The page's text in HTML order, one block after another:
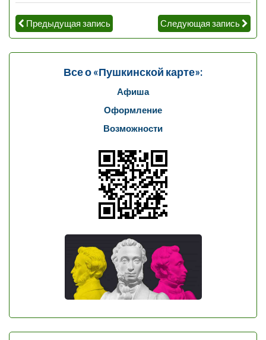
Предыдущая запись Следующая запись
Все о «Пушкинской карте»:
Афиша
Оформление
Возможности